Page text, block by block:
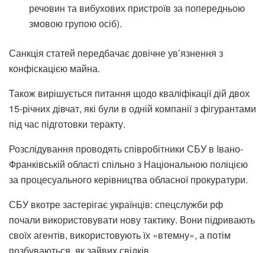
речовин та вибухових пристроїв за попередньою
змовою групою осіб).
Санкція статей передбачає довічне ув’язнення з
конфіскацією майна.
Також вирішується питання щодо кваліфікації дій двох
15-річних дівчат, які були в одній компанії з фігурантами
під час підготовки теракту.
Розслідування проводять співробітники СБУ в Івано-
Франківській області спільно з Національною поліцією
за процесуального керівництва обласної прокуратури.
СБУ вкотре застерігає українців: спецслужби рф
почали використовувати нову тактику. Вони підривають
своїх агентів, використовують їх «втемну», а потім
позбуваються, як зайвих свідків.